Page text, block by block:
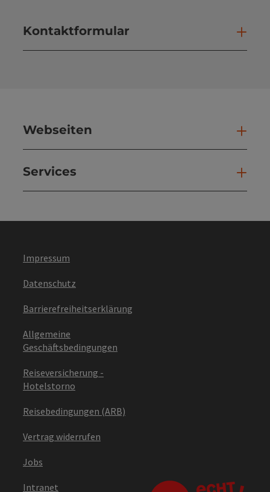
Kontaktformular
Webseiten
Services
Impressum
Datenschutz
Barrierefreiheitserklärung
Allgemeine
Geschäftsbedingungen
Reiseversicherung -
Hotelstorno
Reisebedingungen (ARB)
Vertrag widerrufen
Jobs
Intranet